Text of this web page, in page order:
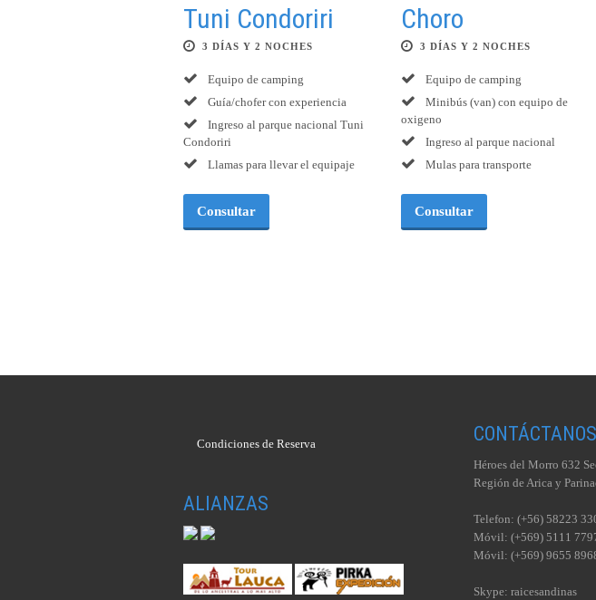
Tuni Condoriri
3 DÍAS Y 2 NOCHES
Equipo de camping
Guía/chofer con experiencia
Ingreso al parque nacional Tuni
Condoriri
Llamas para llevar el equipaje
Consultar
Choro
3 DÍAS Y 2 NOCHES
Equipo de camping
Minibús (van) con equipo de
oxigeno
Ingreso al parque nacional
Mulas para transporte
Consultar
Condiciones de Reserva
ALIANZAS
CONTÁCTANOS
Héroes del Morro 632
Región de Arica y
Telefon: (+56) 58223
Móvil: (+569) 5111
Móvil: (+569) 9655
Skype: raicesandinas